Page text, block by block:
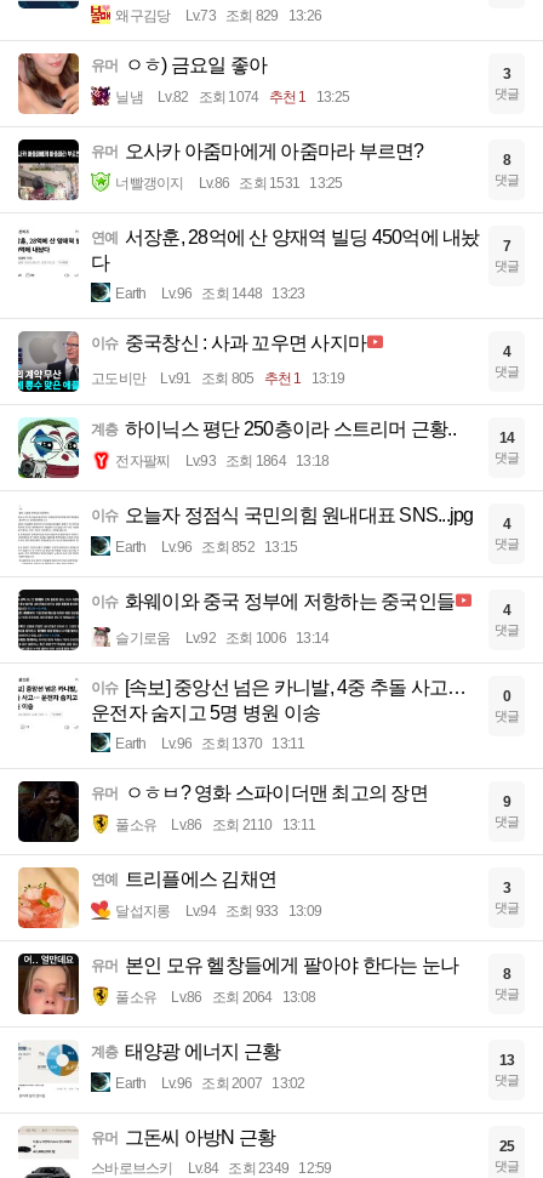
왜구김당 Lv.73 조회 829 13:26
유머 ㅇㅎ) 금요일 좋아
닐냄 Lv.82 조회 1074 추천 1 13:25
3
댓글
유머 오사카 아줌마에게 아줌마라 부르면?
너빨갱이지 Lv.86 조회 1531 13:25
8
댓글
연예 서장훈, 28억에 산 양재역 빌딩 450억에 내놨
다
Earth Lv.96 조회 1448 13:23
7
댓글
이슈 중국창신 : 사과 꼬우면 사지마
고도비만 Lv.91 조회 805 추천 1 13:19
4
댓글
계층 하이닉스 평단 250층이라 스트리머 근황..
전자팔찌 Lv.93 조회 1864 13:18
14
댓글
이슈 오늘자 정점식 국민의힘 원내대표 SNS...jpg
Earth Lv.96 조회 852 13:15
4
댓글
이슈 화웨이와 중국 정부에 저항하는 중국인들
슬기로움 Lv.92 조회 1006 13:14
4
댓글
이슈 [속보] 중앙선 넘은 카니발, 4중 추돌 사고…
운전자 숨지고 5명 병원 이송
Earth Lv.96 조회 1370 13:11
0
댓글
유머 ㅇㅎㅂ? 영화 스파이더맨 최고의 장면
풀소유 Lv.86 조회 2110 13:11
9
댓글
연예 트리플에스 김채연
달섭지롱 Lv.94 조회 933 13:09
3
댓글
유머 본인 모유 헬창들에게 팔아야 한다는 눈나
풀소유 Lv.86 조회 2064 13:08
8
댓글
계층 태양광 에너지 근황
Earth Lv.96 조회 2007 13:02
13
댓글
유머 그돈씨 아방N 근황
스바로브스키 Lv.84 조회 2349 12:59
25
댓글